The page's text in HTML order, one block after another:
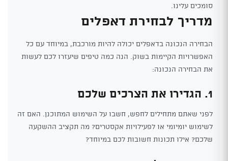
סומכים עלינו.
מדריך לבחירת דאפלים
הבחירה הנכונה בדאפלים יכולה להיות מורכבת, במיוחד עם כל
האפשרויות הקיימות בשוק. הנה כמה טיפים שיעזרו לכם לעשות
את הבחירה הנכונה:
1. הגדירו את הצרכים שלכם
לפני שאתם מתחילים לחפש, חשבו על השימוש המתוכנן. האם זה
לשימוש יומיומי או לפעילויות אקסטרים? מה תקציב ההשקעה
שלכם? אילו תכונות חשובות לכם במיוחד?